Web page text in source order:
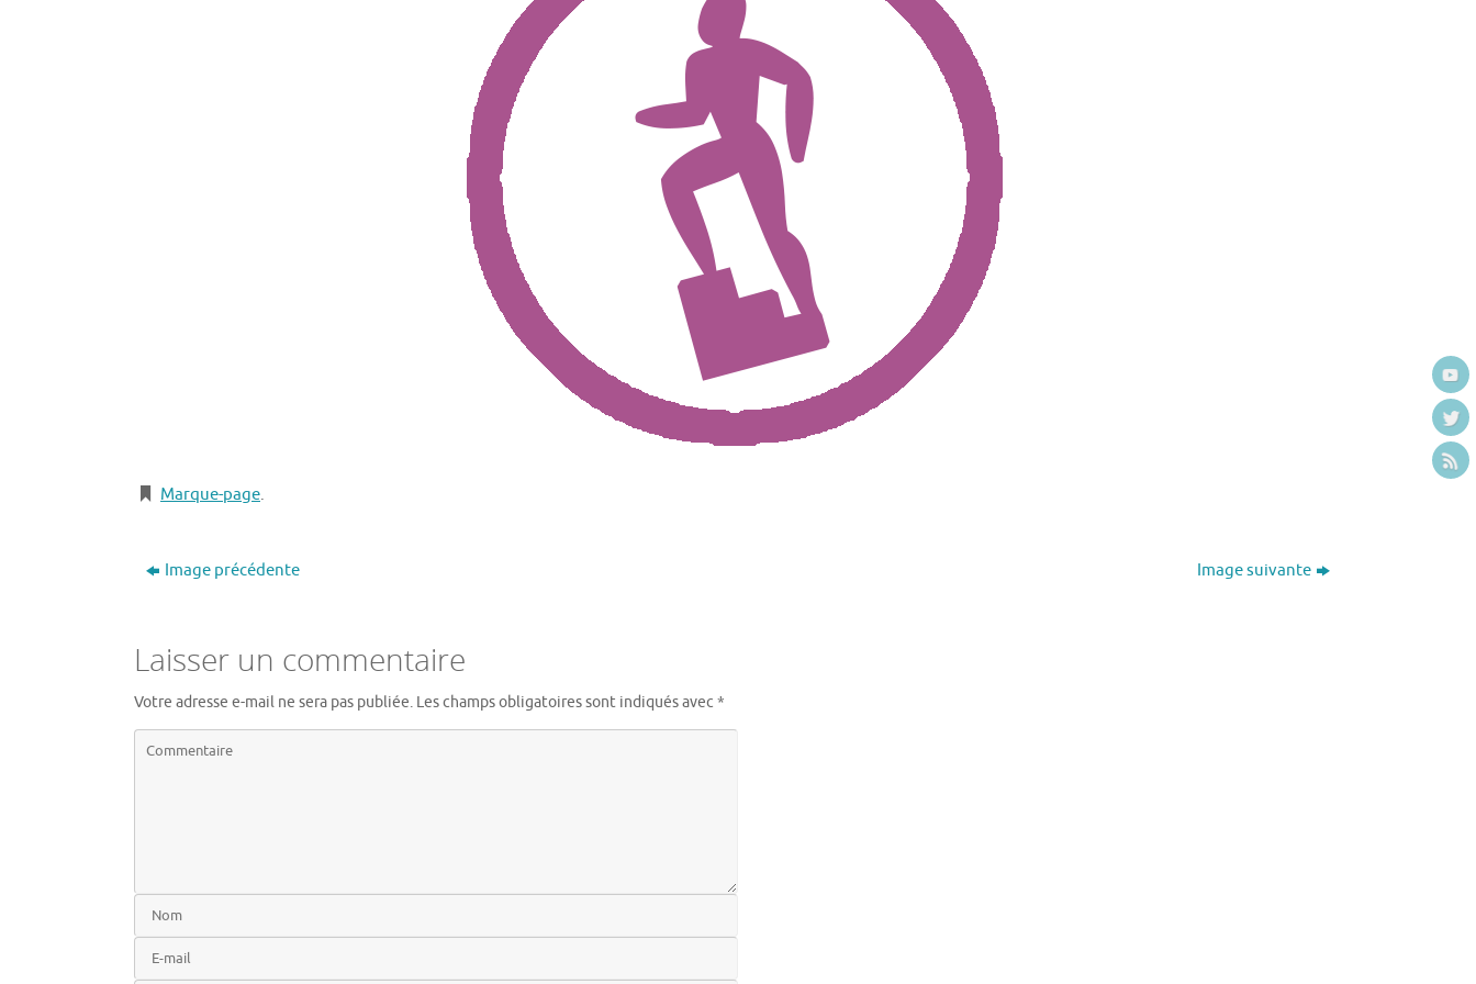
Marque-page.
Image précédente Image suivante
Laisser un commentaire
Votre adresse e-mail ne sera pas publiée. Les champs obligatoires sont indiqués avec *